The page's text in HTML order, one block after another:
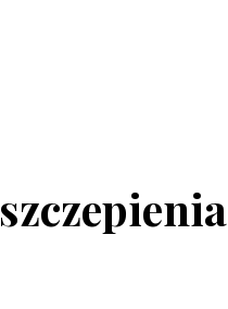
szczepienia